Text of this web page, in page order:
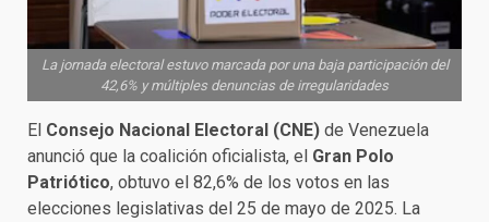
La jornada electoral estuvo marcada por una baja participación del
42,6% y múltiples denuncias de irregularidades
El Consejo Nacional Electoral (CNE) de Venezuela
anunció que la coalición oficialista, el Gran Polo
Patriótico, obtuvo el 82,6% de los votos en las
elecciones legislativas del 25 de mayo de 2025. La